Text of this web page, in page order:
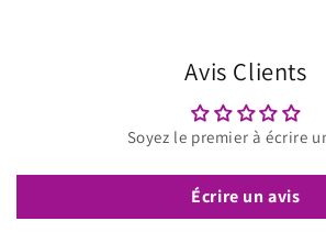
Avis Clients
Soyez le premier à écrire
Écrire un avis